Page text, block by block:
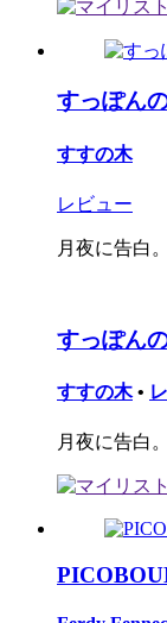
すっぽん
すすの木
レビュー
月夜に告白
すっぽん
すすの木 •
月夜に告白